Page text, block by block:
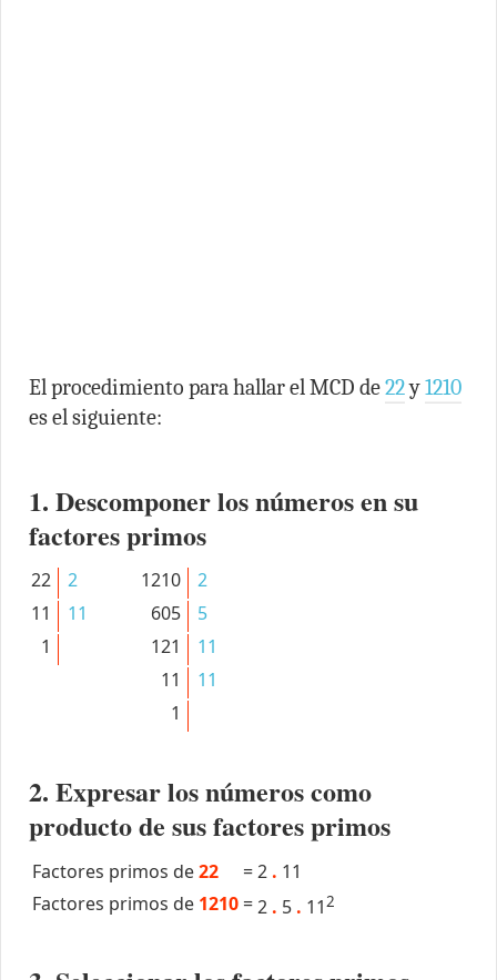
El procedimiento para hallar el MCD de22y1210
es el siguiente:
1. Descomponer los números en su
factores primos
22
2
11
11
1
1210
2
605
5
121
11
11
11
1
2. Expresar los números como
producto de sus factores primos
Factores primos de22 =2 . 11
Factores primos de 1210 =2 . 5 . 112